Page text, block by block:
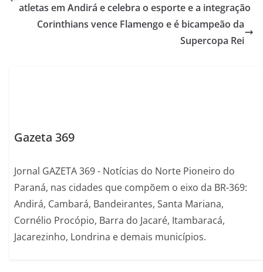
atletas em Andirá e celebra o esporte e a integração
Corinthians vence Flamengo e é bicampeão da
Supercopa Rei
Gazeta 369
Jornal GAZETA 369 - Notícias do Norte Pioneiro do
Paraná, nas cidades que compõem o eixo da BR-369:
Andirá, Cambará, Bandeirantes, Santa Mariana,
Cornélio Procópio, Barra do Jacaré, Itambaracá,
Jacarezinho, Londrina e demais municípios.